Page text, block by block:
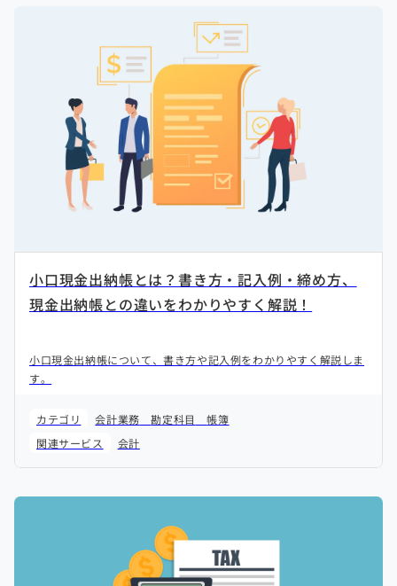
小口現金出納帳とは？書き方・記入例・締め方、
現金出納帳との違いをわかりやすく解説！
小口現金出納帳について、書き方や記入例をわかりやすく解説しま
す。
カテゴリ 会計業務 勘定科目
帳簿
関連サービス
会計